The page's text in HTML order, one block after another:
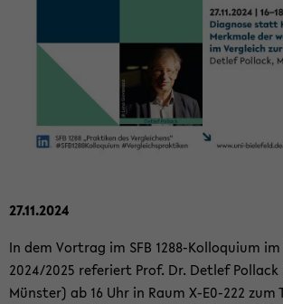
27.11.2024
In dem Vor­trag im SFB 1288-​Kolloquium
2024/2025 re­fe­riert Prof. Dr. Det­lef
Müns­ter) ab 16 Uhr in Raum X-​E0-222 zum